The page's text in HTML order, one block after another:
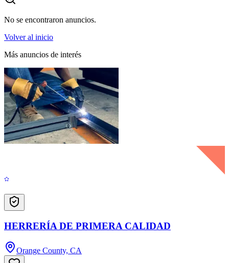
No se encontraron anuncios.
Volver al inicio
Más anuncios de interés
HERRERÍA DE PRIMERA CALIDAD
Orange County, CA